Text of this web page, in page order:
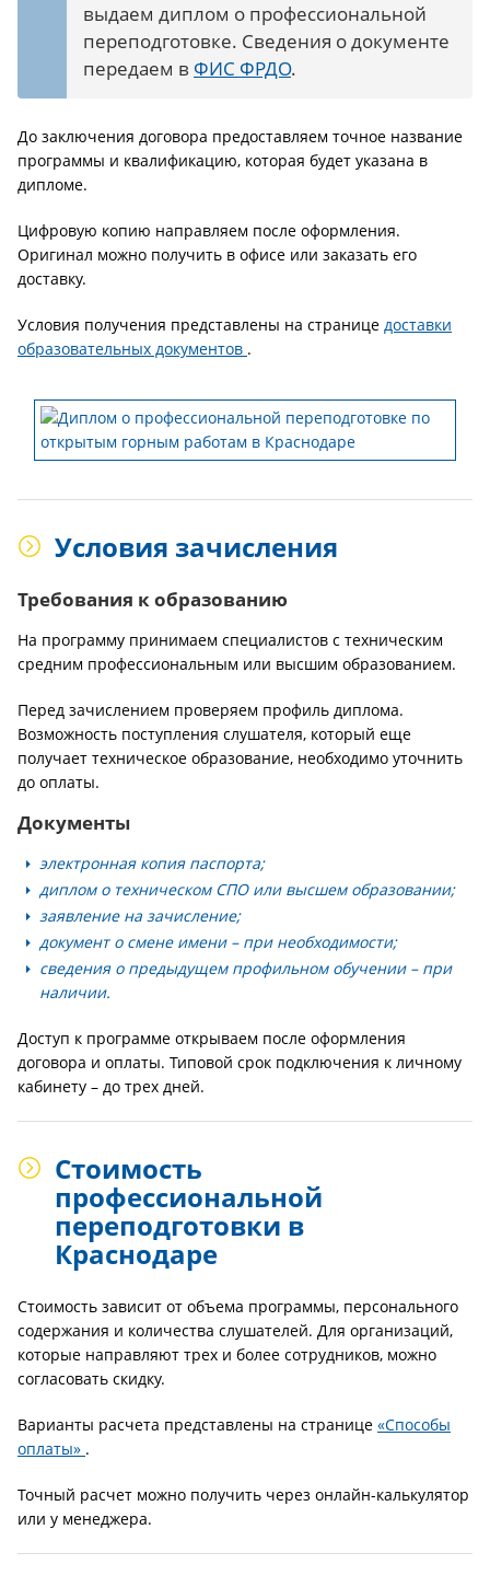
выдаем диплом о профессиональной
переподготовке. Сведения о документе
передаем в ФИС ФРДО.
До заключения договора предоставляем точное название
программы и квалификацию, которая будет указана в
дипломе.
Цифровую копию направляем после оформления.
Оригинал можно получить в офисе или заказать его
доставку.
Условия получения представлены на странице доставки
образовательных документов .
Условия зачисления
Требования к образованию
На программу принимаем специалистов с техническим
средним профессиональным или высшим образованием.
Перед зачислением проверяем профиль диплома.
Возможность поступления слушателя, который еще
получает техническое образование, необходимо уточнить
до оплаты.
Документы
электронная копия паспорта;
диплом о техническом СПО или высшем образовании;
заявление на зачисление;
документ о смене имени – при необходимости;
сведения о предыдущем профильном обучении – при
наличии.
Доступ к программе открываем после оформления
договора и оплаты. Типовой срок подключения к личному
кабинету – до трех дней.
Стоимость
профессиональной
переподготовки в
Краснодаре
Стоимость зависит от объема программы, персонального
содержания и количества слушателей. Для организаций,
которые направляют трех и более сотрудников, можно
согласовать скидку.
Варианты расчета представлены на странице «Способы
оплаты» .
Точный расчет можно получить через онлайн-калькулятор
или у менеджера.